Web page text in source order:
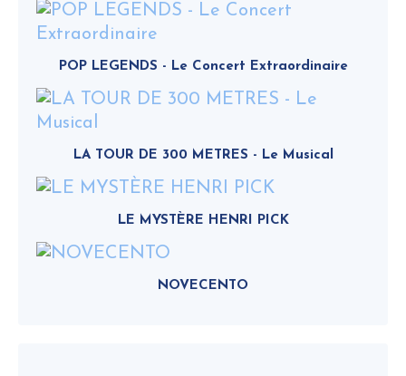
POP LEGENDS - Le Concert Extraordinaire
LA TOUR DE 300 METRES - Le Musical
LE MYSTÈRE HENRI PICK
NOVECENTO